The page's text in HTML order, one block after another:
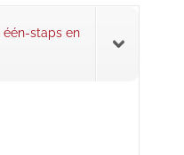
één-staps en